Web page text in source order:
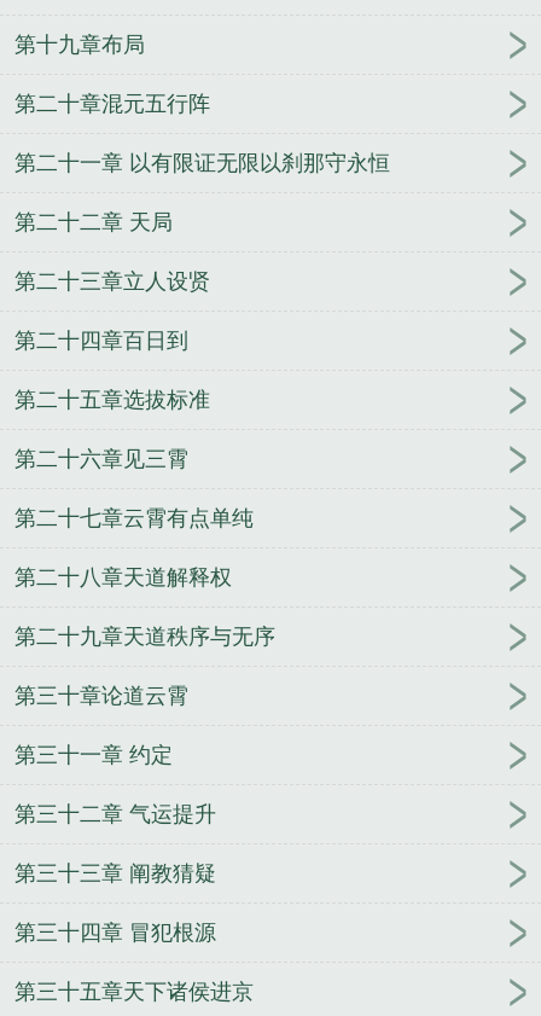
第十九章布局
第二十章混元五行阵
第二十一章 以有限证无限以刹那守永恒
第二十二章 天局
第二十三章立人设贤
第二十四章百日到
第二十五章选拔标准
第二十六章见三霄
第二十七章云霄有点单纯
第二十八章天道解释权
第二十九章天道秩序与无序
第三十章论道云霄
第三十一章 约定
第三十二章 气运提升
第三十三章 阐教猜疑
第三十四章 冒犯根源
第三十五章天下诸侯进京